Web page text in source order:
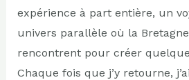
expérience à part entière, un
univers parallèle où la
rencontrent pour créer
Chaque fois que j’y retourne,